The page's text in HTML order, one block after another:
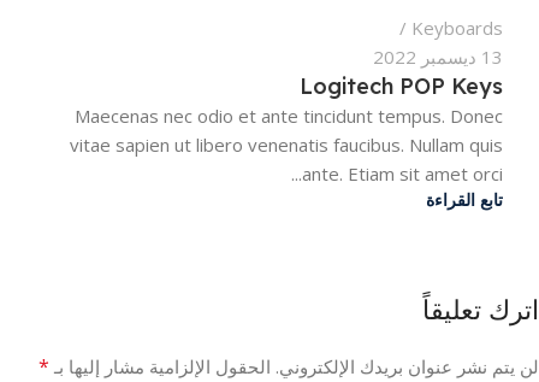
Keyboards
13 ديسمبر 2022
Logitech POP Keys
Maecenas nec odio et ante tincidunt tempus. Donec
vitae sapien ut libero venenatis faucibus. Nullam quis
ante. Etiam sit amet orci...
تابع القراءة
اترك تعليقاً
لن يتم نشر عنوان بريدك الإلكتروني. الحقول الإلزامية مشار إليها بـ *